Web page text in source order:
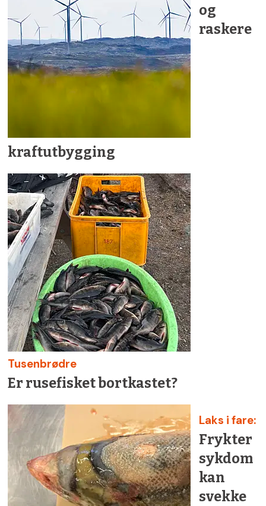
og
raskere
kraftutbygging
Tusenbrødre
Er rusefisket bortkastet?
Laks i fare:
Frykter
sykdom
kan
svekke